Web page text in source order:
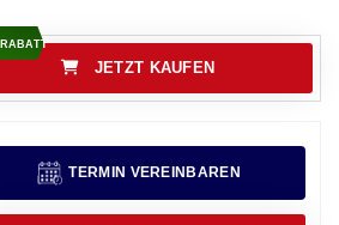
RABATT
JETZT KAUFEN
TERMIN VEREINBAREN